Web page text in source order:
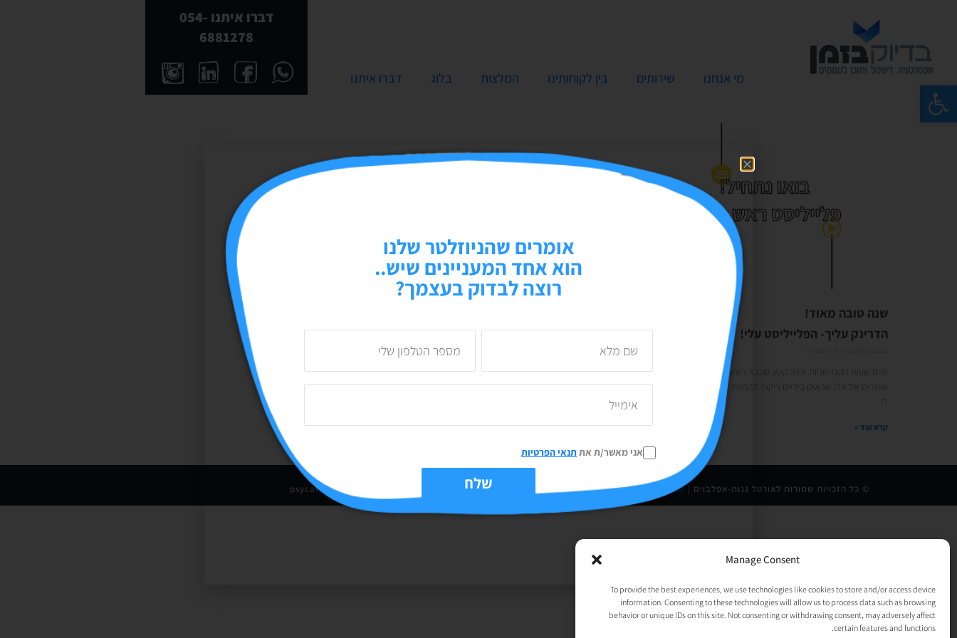
פתח סרגל נגישות
Manage Consent
To provide the best experiences, we use technologies like cookies to store and/or access device
information. Consenting to these technologies will allow us to process data such as browsing
behavior or unique IDs on this site. Not consenting or withdrawing consent, may adversely affect
certain features and functions.
מי אנחנו שירותים בין לקוחותינו המלצות בלוג דברו איתנו
דברו איתנו 054-
6881278
שנה טובה מאוד!
הדרינק עליך- הפלייליסט עלי!
ימים שעות דקות שניות איזה קטע שכבר ראש השנה ואתם יודעים מה
אומרים אל אלו שבאים בידיים ריקות להרמת כוסית נכון? אז הפעם יש
לי
קרא עוד »
© כל הזכויות שמורות לאורטל גנות-אפלבוים |מדיניות פרטיות| נבנה ע״י , העסק החברתי לבניית אתרים | עיצוב וגרפיקה:psycat
אומרים שהניוזלטר שלנו
הוא אחד המעניינים שיש..
רוצה לבדוק בעצמך?
אני מאשר/ת אתתנאי הפרטיות
שלח